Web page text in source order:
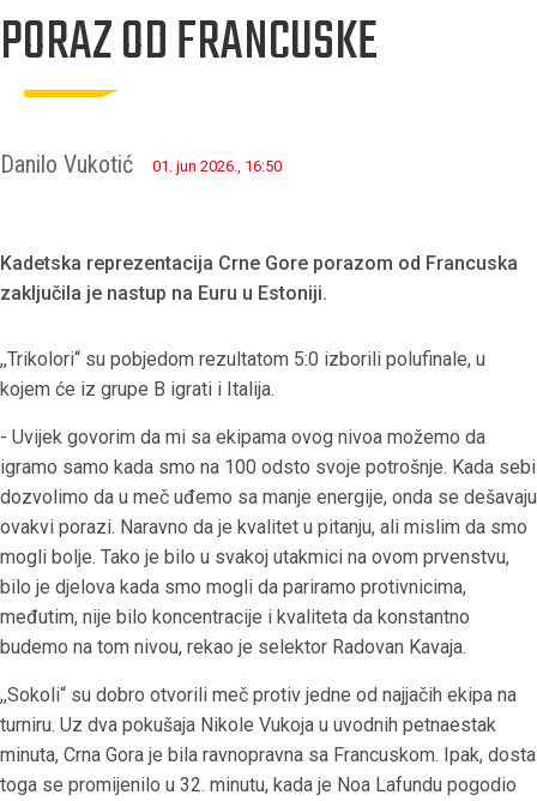
PORAZ OD FRANCUSKE
Danilo Vukotić 01. jun 2026., 16:50
Kadetska reprezentacija Crne Gore porazom od Francuska
zaključila je nastup na Euru u Estoniji.
,,Trikolori“ su pobjedom rezultatom 5:0 izborili polufinale, u
kojem će iz grupe B igrati i Italija.
- Uvijek govorim da mi sa ekipama ovog nivoa možemo da
igramo samo kada smo na 100 odsto svoje potrošnje. Kada sebi
dozvolimo da u meč uđemo sa manje energije, onda se dešavaju
ovakvi porazi. Naravno da je kvalitet u pitanju, ali mislim da smo
mogli bolje. Tako je bilo u svakoj utakmici na ovom prvenstvu,
bilo je djelova kada smo mogli da pariramo protivnicima,
međutim, nije bilo koncentracije i kvaliteta da konstantno
budemo na tom nivou, rekao je selektor Radovan Kavaja.
,,Sokoli“ su dobro otvorili meč protiv jedne od najjačih ekipa na
turniru. Uz dva pokušaja Nikole Vukoja u uvodnih petnaestak
minuta, Crna Gora je bila ravnopravna sa Francuskom. Ipak, dosta
toga se promijenilo u 32. minutu, kada je Noa Lafundu pogodio